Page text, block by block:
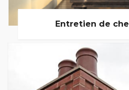
Entretien de